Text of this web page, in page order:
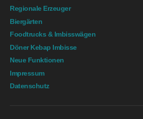
Regionale Erzeuger
Biergärten
Foodtrucks & Imbisswägen
Döner Kebap Imbisse
Neue Funktionen
Impressum
Datenschutz